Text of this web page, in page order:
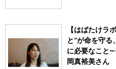
【はばたけラ
と”が命を守
に必要なこと
岡真裕美さん